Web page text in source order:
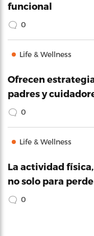
funcional
0
Life & Wellness
Ofrecen
padres y
0
Life & Wellness
La actividad
no solo para
0